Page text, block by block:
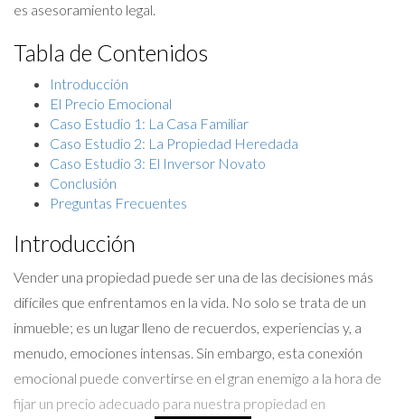
es asesoramiento legal.
Tabla de Contenidos
Introducción
El Precio Emocional
Caso Estudio 1: La Casa Familiar
Caso Estudio 2: La Propiedad Heredada
Caso Estudio 3: El Inversor Novato
Conclusión
Preguntas Frecuentes
Introducción
Vender una propiedad puede ser una de las decisiones más
difíciles que enfrentamos en la vida. No solo se trata de un
inmueble; es un lugar lleno de recuerdos, experiencias y, a
menudo, emociones intensas. Sin embargo, esta conexión
emocional puede convertirse en el gran enemigo a la hora de
fijar un precio adecuado para nuestra propiedad en